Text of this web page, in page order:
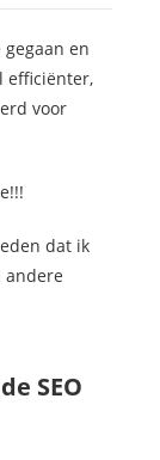
en
efficiënter,
voor
dat ik
andere
SEO